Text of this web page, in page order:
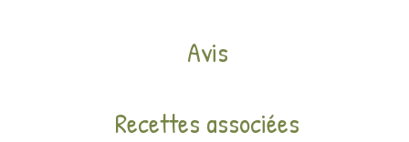
Avis
Recettes associées